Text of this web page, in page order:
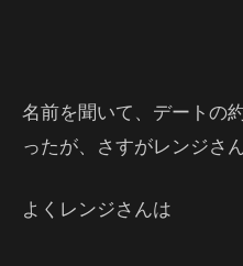
名前を聞いて、デートの
ったが、さすがレンジさ
よくレンジさんは